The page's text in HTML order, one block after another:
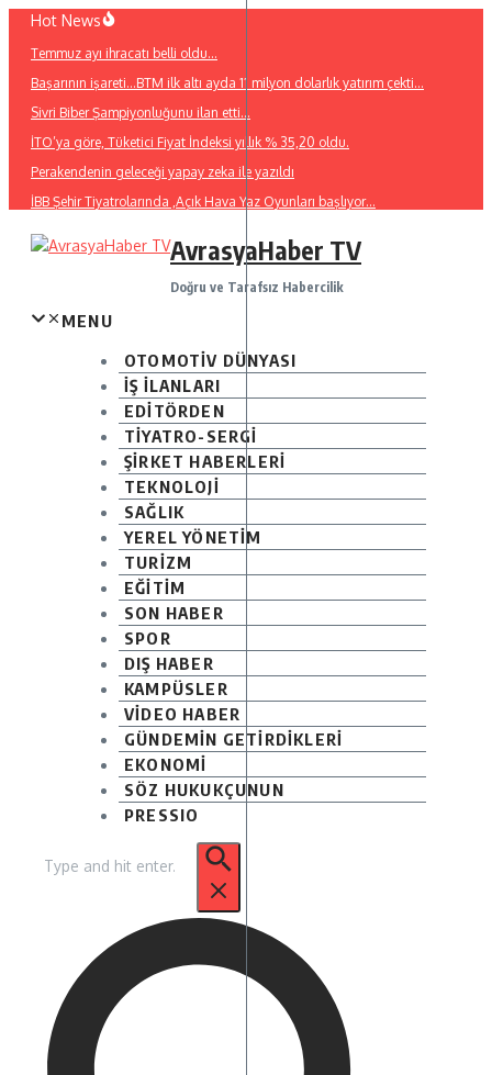
İçeriğe
Hot News
Temmuz ayı ihracatı belli oldu…
Başarının işareti…BTM ilk altı ayda 11 milyon dolarlık yatırım çekti…
Sivri Biber Şampiyonluğunu ilan etti…
İTO’ya göre, Tüketici Fiyat İndeksi yıllık % 35,20 oldu.
Perakendenin geleceği yapay zeka ile yazıldı
İBB Şehir Tiyatrolarında ,Açık Hava Yaz Oyunları başlıyor…
AvrasyaHaber TV
Doğru ve Tarafsız Habercilik
MENU
OTOMOTİV DÜNYASI
İŞ İLANLARI
EDİTÖRDEN
TİYATRO-SERGİ
ŞİRKET HABERLERİ
TEKNOLOJİ
SAĞLIK
YEREL YÖNETİM
TURİZM
EĞİTİM
SON HABER
SPOR
DIŞ HABER
KAMPÜSLER
VİDEO HABER
GÜNDEMİN GETİRDİKLERİ
EKONOMİ
SÖZ HUKUKÇUNUN
PRESSIO